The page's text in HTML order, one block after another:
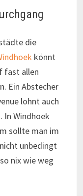
die
könnt
fast allen
Ein Abstecher
lohnt auch
In Windhoek
sollte man im
unbedingt
nix wie weg